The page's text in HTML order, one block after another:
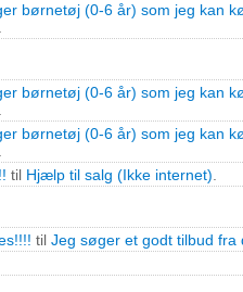
børnetøj (0-6 år) som jeg kan
børnetøj (0-6 år) som jeg kan
børnetøj (0-6 år) som jeg kan
til Hjælp til salg (Ikke internet)
til Jeg søger et godt tilbud fra